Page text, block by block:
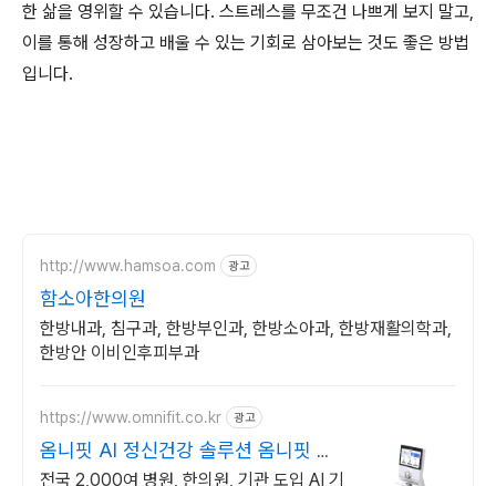
한 삶을 영위할 수 있습니다. 스트레스를 무조건 나쁘게 보지 말고,
이를 통해 성장하고 배울 수 있는 기회로 삼아보는 것도 좋은 방법
입니다.
http://www.hamsoa.com 광고
함소아한의원
한방내과, 침구과, 한방부인과, 한방소아과, 한방재활의학과,
한방안 이비인후피부과
https://www.omnifit.co.kr 광고
옴니핏 AI 정신건강 솔루션 옴니핏 마
인드케어
전국 2,000여 병원, 한의원, 기관 도입 AI 기